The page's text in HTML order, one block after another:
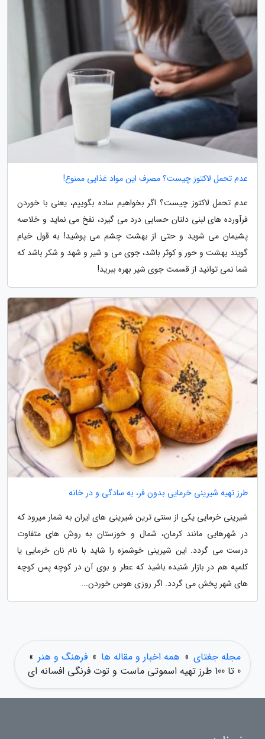
عدم تحمل لاکتوز چیست؟ مصرف این مواد غذایی ممنوع!
عدم تحمل لاکتوز چیست؟ اگر بخواهیم ساده بگوییم، یعنی با خوردن
فرآورده های لبنی دلتان حسابی درد می گیرد، نفخ می نماید و خلاصه
پشیمان می شوید و حتی از بهشت چشم می پوشید! به قول خیام
گویند بهشت و حور و کوثر باشد، جوی می و شیر و شهد و شکر باشد که
شما نمی توانید از قسمت جوی شیر بهره ببرید!
طرز تهیه شیرینی خرمایی بدون فر، به سادگی و در خانه
شیرینی خرمایی یکی از سنتی ترین شیرینی های ایران به شمار میرود که
در شهرهایی مانند کرمان، شمال و خوزستان به روش های متفاوت
درست می گردد. این شیرینی خوشمزه را شاید با نام نان خرمایی یا
کلمپه هم در بازار شنیده باشید که عطر و بوی آن در کوچه پس کوچه
های شهر پخش می گردد. اگر روزی هوس خوردن...
مجله جغتای » همه اخبار و مقاله ها » فرهنگ و هنر »
0 تا 100 طرز تهیه اسموتی ماست و توت فرنگی افسانه ای